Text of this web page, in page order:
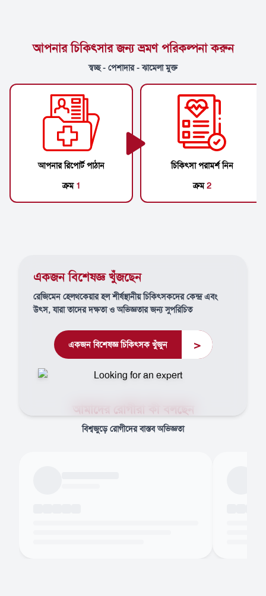
আপনার চিকিৎসার জন্য ভ্রমণ পরিকল্পনা করুন
স্বচ্ছ - পেশাদার - ঝামেলা মুক্ত
আপনার রিপোর্ট পাঠান
ক্রম 1
চিকিৎসা পরামর্শ নিন
ক্রম2
একজন বিশেষজ্ঞ খুঁজছেন
রেজিমেন হেলথকেয়ার হল শীর্ষস্থানীয় চিকিৎসকদের কেন্দ্র এবং
উৎস, যারা তাদের দক্ষতা ও অভিজ্ঞতার জন্য সুপরিচিত
একজন বিশেষজ্ঞ চিকিৎসক খুঁজুন >
আমাদের রোগীরা কী বলছেন
বিশ্বজুড়ে রোগীদের বাস্তব অভিজ্ঞতা